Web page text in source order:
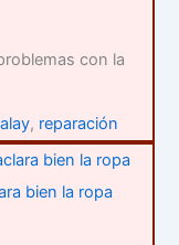
con la
, reparación
bien la ropa